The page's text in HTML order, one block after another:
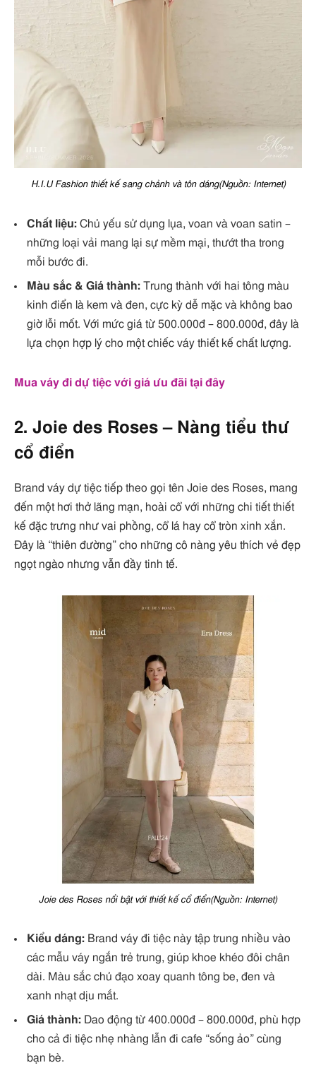
H.I.U Fashion thiết kế sang chảnh và tôn dáng(Nguồn: Internet)
Chất liệu: Chủ yếu sử dụng lụa, voan và voan satin –
những loại vải mang lại sự mềm mại, thướt tha trong
mỗi bước đi.
Màu sắc & Giá thành: Trung thành với hai tông màu
kinh điển là kem và đen, cực kỳ dễ mặc và không bao
giờ lỗi mốt. Với mức giá từ 500.000đ – 800.000đ, đây là
lựa chọn hợp lý cho một chiếc váy thiết kế chất lượng.
Mua váy đi dự tiệc với giá ưu đãi tại đây
2. Joie des Roses – Nàng tiểu thư
cổ điển
Brand váy dự tiệc tiếp theo gọi tên Joie des Roses, mang
đến một hơi thở lãng mạn, hoài cổ với những chi tiết thiết
kế đặc trưng như vai phồng, cổ lá hay cổ tròn xinh xắn.
Đây là “thiên đường” cho những cô nàng yêu thích vẻ đẹp
ngọt ngào nhưng vẫn đầy tinh tế.
Joie des Roses nổi bật với thiết kế cổ điển(Nguồn: Internet)
Kiểu dáng: Brand váy đi tiệc này tập trung nhiều vào
các mẫu váy ngắn trẻ trung, giúp khoe khéo đôi chân
dài. Màu sắc chủ đạo xoay quanh tông be, đen và
xanh nhạt dịu mắt.
Giá thành: Dao động từ 400.000đ – 800.000đ, phù hợp
cho cả đi tiệc nhẹ nhàng lẫn đi cafe “sống ảo” cùng
bạn bè.